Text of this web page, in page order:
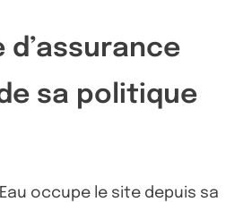
d’assurance
sa politique
Eau occupe le site depuis sa